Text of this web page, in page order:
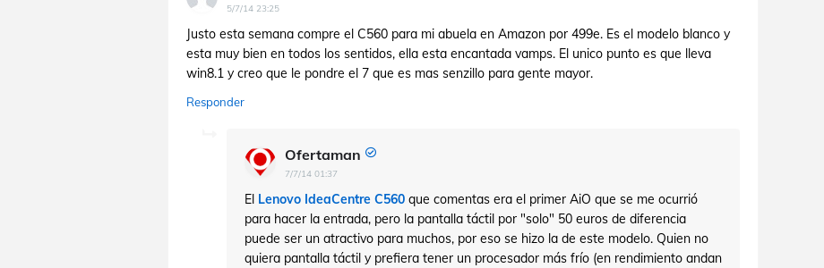
5/7/14 23:25
Justo esta semana compre el C560 para mi abuela en Amazon por 499e. Es el modelo blanco y
esta muy bien en todos los sentidos, ella esta encantada vamps. El unico punto es que lleva
win8.1 y creo que le pondre el 7 que es mas senzillo para gente mayor.
Responder
Ofertaman
7/7/14 01:37
El Lenovo IdeaCentre C560 que comentas era el primer AiO que se me ocurrió
para hacer la entrada, pero la pantalla táctil por "solo" 50 euros de diferencia
puede ser un atractivo para muchos, por eso se hizo la de este modelo. Quien no
quiera pantalla táctil y prefiera tener un procesador más frío (en rendimiento andan